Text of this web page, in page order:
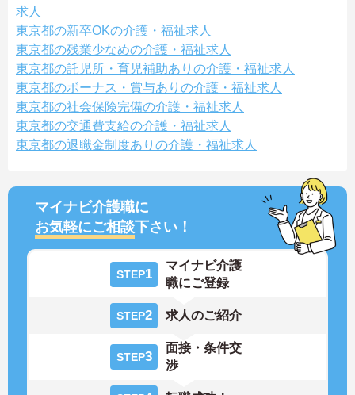
求人
東京都の新卒OKの介護・福祉求人
東京都の残業少なめの介護・福祉求人
東京都の託児所・育児補助ありの介護・福祉求人
東京都のボーナス・賞与ありの介護・福祉求人
東京都の社会保険完備の介護・福祉求人
東京都の交通費支給の介護・福祉求人
東京都の退職金制度ありの介護・福祉求人
マイナビ介護職に
お気軽にご相談下さい！
STEP1
マイナビ介護
職にご登録
STEP2 求人のご紹介
STEP3
面接・条件交
渉